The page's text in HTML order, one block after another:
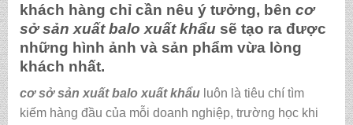
khách hàng chỉ cần nêu ý tưởng, bên cơ
sở sản xuất balo xuất khẩu sẽ tạo ra được
những hình ảnh và sản phẩm vừa lòng
khách nhất.
cơ sở sản xuất balo xuất khẩuluôn là tiêu chí tìm
kiếm hàng đầu của mỗi doanh nghiệp, trường học khi